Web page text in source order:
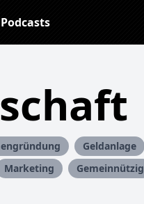
Geldanlage
Marketing Gemeinnützig